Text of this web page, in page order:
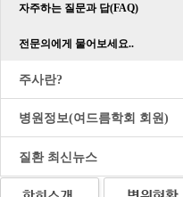
자주하는 질문과 답(FAQ)
전문의에게 물어보세요..
주사란?
병원정보(여드름학회 회원)
질환 최신뉴스